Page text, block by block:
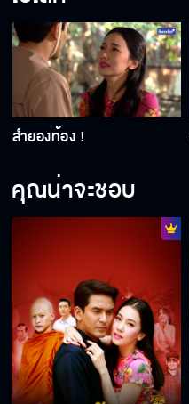
ลำยองท้อง !
คุณน่าจะชอบ